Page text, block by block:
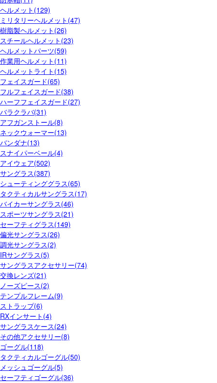
ヘルメット(129)
ミリタリーヘルメット(47)
樹脂製ヘルメット(26)
スチールヘルメット(23)
ヘルメットパーツ(59)
作業用ヘルメット(11)
ヘルメットライト(15)
フェイスガード(65)
フルフェイスガード(38)
ハーフフェイスガード(27)
バラクラバ(31)
アフガンストール(8)
ネックウォーマー(13)
バンダナ(13)
スナイパーベール(4)
アイウェア(502)
サングラス(387)
シューティンググラス(65)
タクティカルサングラス(17)
バイカーサングラス(46)
スポーツサングラス(21)
セーフティグラス(149)
偏光サングラス(26)
調光サングラス(2)
IRサングラス(5)
サングラスアクセサリー(74)
交換レンズ(21)
ノーズピース(2)
テンプルフレーム(9)
ストラップ(6)
RXインサート(4)
サングラスケース(24)
その他アクセサリー(8)
ゴーグル(118)
タクティカルゴーグル(50)
メッシュゴーグル(5)
セーフティゴーグル(36)